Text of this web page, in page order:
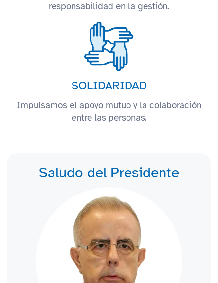
responsabilidad en la gestión.
SOLIDARIDAD
Impulsamos el apoyo mutuo y la colaboración
entre las personas.
Saludo del Presidente